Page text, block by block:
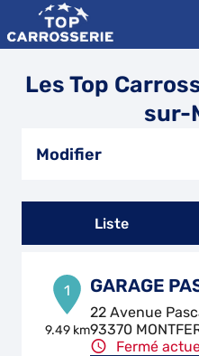
Les Top
sur-
Modifier
Liste
1
9.49 km
GARAGE
22 Avenue
93370
Fermé